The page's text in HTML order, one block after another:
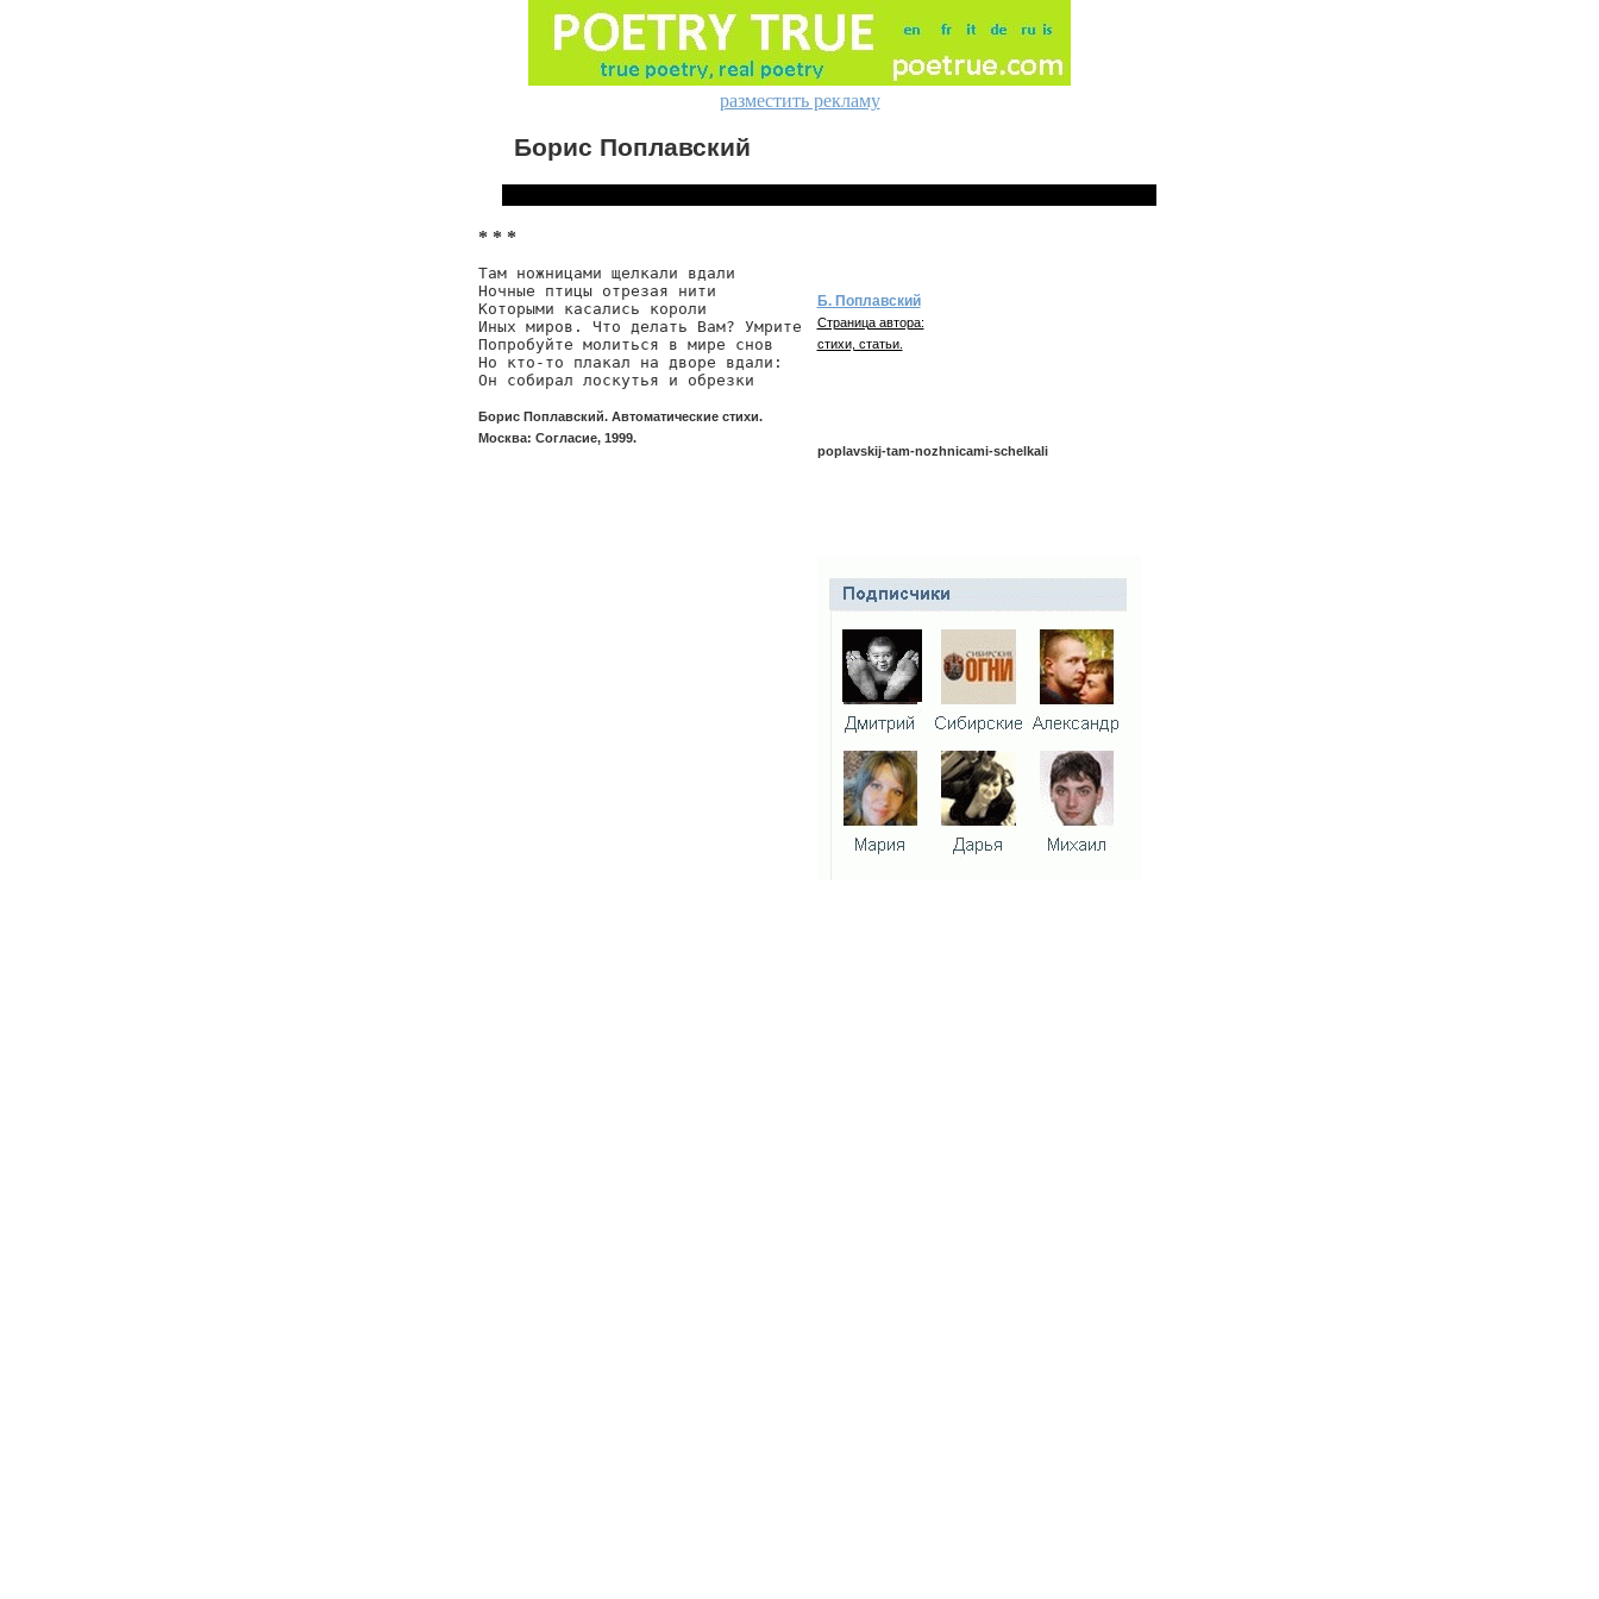
разместить рекламу
Борис Поплавский
* * *
Там ножницами щелкали вдали
Ночные птицы отрезая нити
Которыми касались короли
Иных миров. Что делать Вам? Умрите
Попробуйте молиться в мире снов
Но кто-то плакал на дворе вдали:
Он собирал лоскутья и обрезки
Борис Поплавский. Автоматические стихи.
Москва: Согласие, 1999.
Б. Поплавский
Страница автора:
стихи, статьи.
poplavskij-tam-nozhnicami-schelkali